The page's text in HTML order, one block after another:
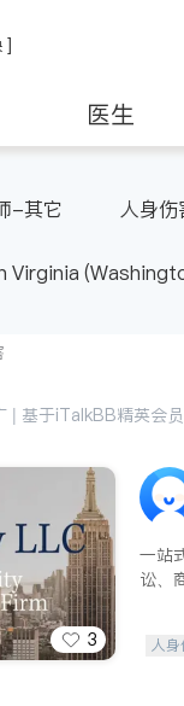
]
医生
-其它 人身伤
Virginia
| 基于iTalkBB精英会
3
一站
讼、
人身